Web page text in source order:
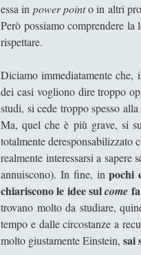
essa in power pointo in altri
Però possiamo comprendere
rispettare.
Diciamo immediatamente che,
dei casi vogliono dire troppo
studi, si cede troppo spesso
Ma, quel che è più grave, si
totalmente deresponsabilizzato
realmente interessarsi a
annuiscono). In fine, inpochi
chiariscono le idee sulcome
trovano molto da studiare,
tempo e dalle circostanze a
molto giustamente Einstein,sai